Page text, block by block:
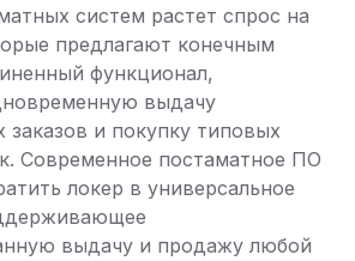
систем растет спрос на
предлагают конечным
функционал,
выдачу
заказов и покупку типовых
Современное постаматное ПО
локер в универсальное
выдачу и продажу любой